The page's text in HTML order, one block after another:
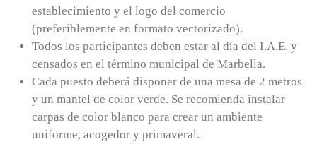
establecimiento y el logo del comercio
(preferiblemente en formato vectorizado).
Todos los participantes deben estar al día del I.A.E. y
censados en el término municipal de Marbella.
Cada puesto deberá disponer de una mesa de 2 metros
y un mantel de color verde. Se recomienda instalar
carpas de color blanco para crear un ambiente
uniforme, acogedor y primaveral.